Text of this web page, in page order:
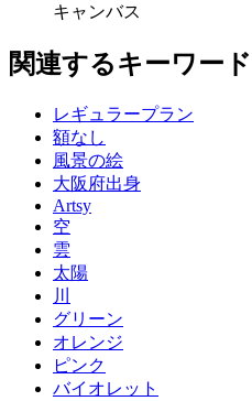
キャンバス
関連するキーワード
レギュラープラン
額なし
風景の絵
大阪府出身
Artsy
空
雲
太陽
川
グリーン
オレンジ
ピンク
バイオレット